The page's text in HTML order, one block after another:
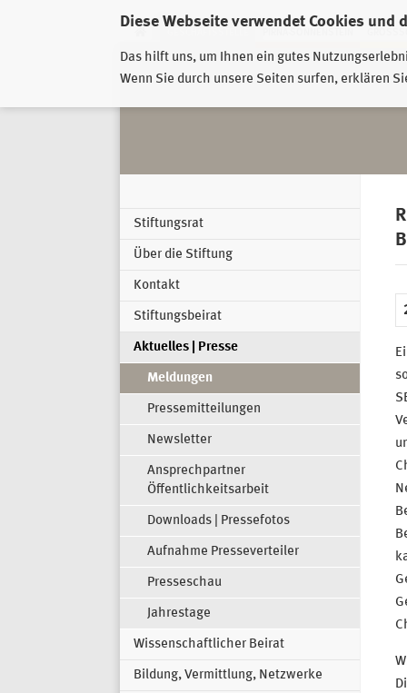
Diese Webseite verwendet Cookies und
Das hilft uns, um Ihnen ein gutes
Wenn Sie durch unsere Seiten surfen, erklären
Stiftungsrat
Über die Stiftung
Kontakt
Stiftungsbeirat
Aktuelles | Presse
Meldungen
Pressemitteilungen
Newsletter
Ansprechpartner
Öffentlichkeitsarbeit
Downloads | Pressefotos
Aufnahme Presseverteiler
Presseschau
Jahrestage
Wissenschaftlicher Beirat
Bildung, Vermittlung, Netzwerke